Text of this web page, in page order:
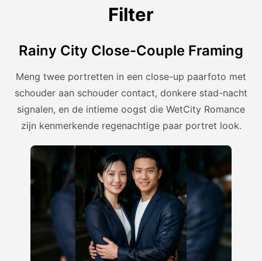
Filter
Rainy City Close-Couple Framing
Meng twee portretten in een close-up paarfoto met
schouder aan schouder contact, donkere stad-nacht
signalen, en de intieme oogst die WetCity Romance
zijn kenmerkende regenachtige paar portret look.